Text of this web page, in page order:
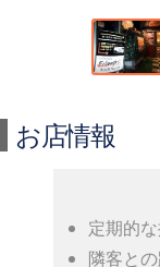
お店情報
定期的
隣客と